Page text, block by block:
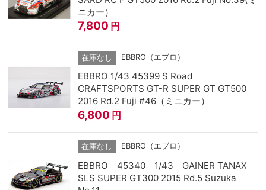
ニカー）
7,800 円
在庫なし EBBRO（エブロ）
EBBRO 1/43 45399 S Road
CRAFTSPORTS GT-R SUPER GT GT500
2016 Rd.2 Fuji #46（ミニカー）
6,800 円
在庫なし EBBRO（エブロ）
EBBRO 45340 1/43 GAINER TANAX
SLS SUPER GT300 2015 Rd.5 Suzuka